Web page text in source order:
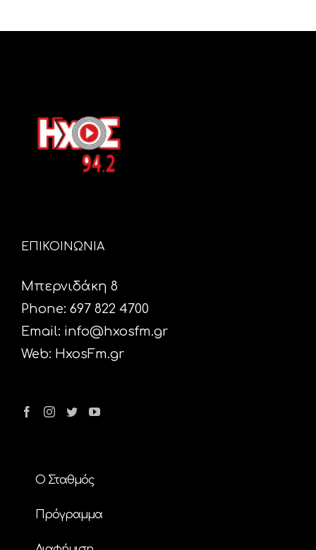
ΕΠΙΚΟΙΝΩΝΙΑ
Μπερνιδάκη 8
Phone: 697 822 4700
Email: info@hxosfm.gr
Web: HxosFm.gr
Ο Σταθμός
Πρόγραμμα